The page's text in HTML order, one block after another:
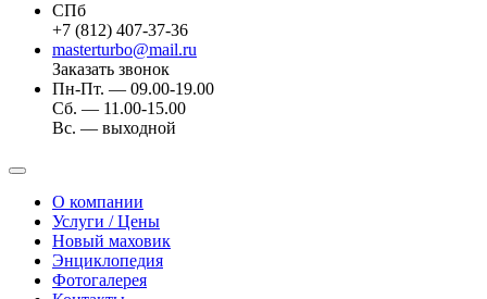
СПб
+7 (812) 407-37-36
masterturbo@mail.ru
Заказать звонок
Пн-Пт. — 09.00-19.00
Сб. — 11.00-15.00
Вс. — выходной
О компании
Услуги / Цены
Новый маховик
Энциклопедия
Фотогалерея